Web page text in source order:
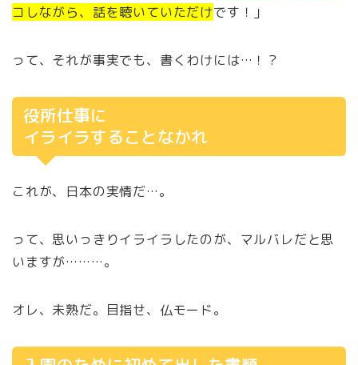
コしながら、話を聴いていただけです！」
って、それが事実でも、書くわけには…！？
役所仕事に
イライラすることなかれ
これが、日本の実情だ…。
って、思いっきりイライラしたのが、マルバレだと思
いますが………。
オレ、未熟だ。目指せ、仏モード。